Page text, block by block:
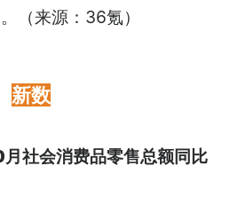
（来源：36氪）
新数
社会消费品零售总额同比